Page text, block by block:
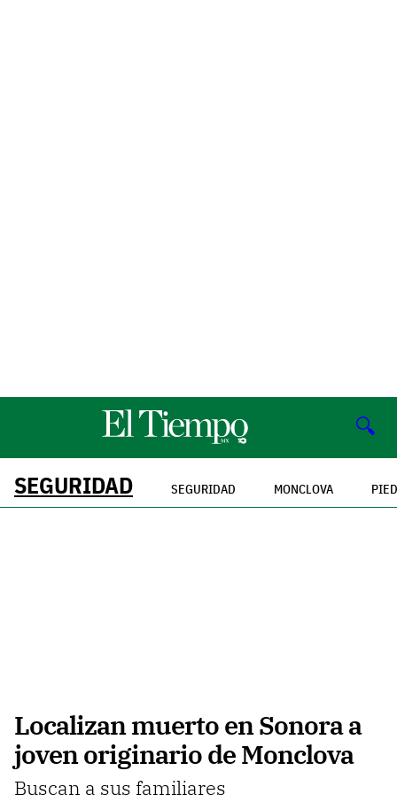
🔍
SEGURIDAD SEGURIDAD MONCLOVA
Localizan muerto en Sonora a
joven originario de Monclova
Buscan a sus familiares